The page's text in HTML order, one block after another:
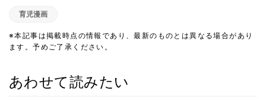
育児漫画
※本記事は掲載時点の情報であり、最新のものとは異なる場合があり
ます。予めご了承ください。
あわせて読みたい